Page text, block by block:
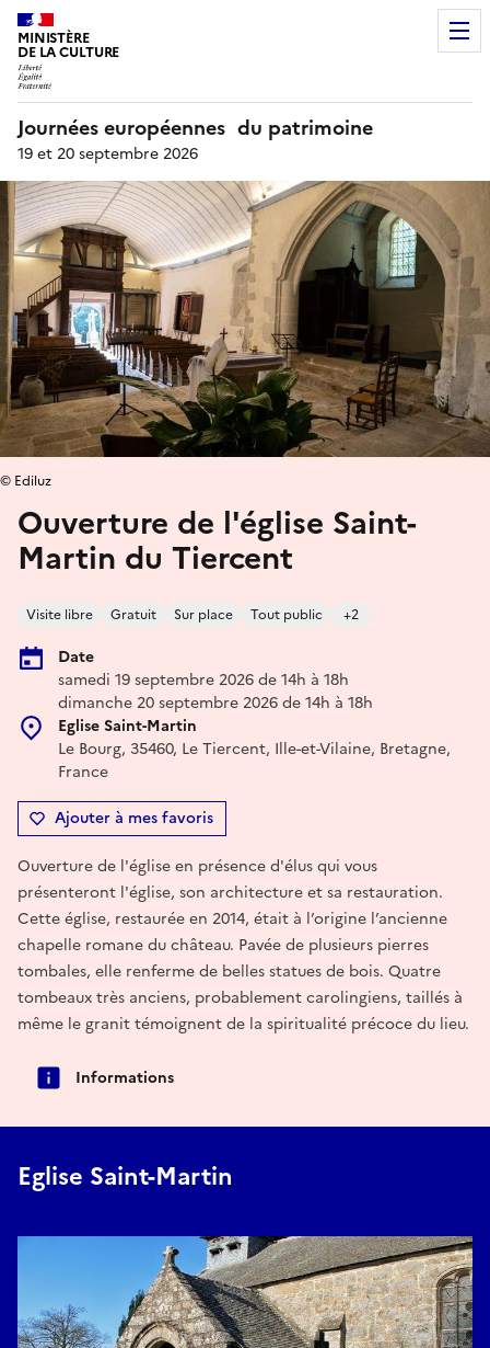
MINISTÈRE
DE LA CULTURE
Journées européennes du patrimoine
19 et 20 septembre 2026
Ouverture de l'église Saint-
Martin du Tiercent
Visite libre Gratuit Sur place Tout public +2
Date
samedi 19 septembre 2026 de 14h à 18h
dimanche 20 septembre 2026 de 14h à 18h
Eglise Saint-Martin
Le Bourg, 35460, Le Tiercent, Ille-et-Vilaine, Bretagne,
France
Ajouter à mes favoris
© Ediluz
Ouverture de l'église en présence d'élus qui vous
présenteront l'église, son architecture et sa restauration.
Cette église, restaurée en 2014, était à l’origine l’ancienne
chapelle romane du château. Pavée de plusieurs pierres
tombales, elle renferme de belles statues de bois. Quatre
tombeaux très anciens, probablement carolingiens, taillés à
même le granit témoignent de la spiritualité précoce du lieu.
Informations
Eglise Saint-Martin